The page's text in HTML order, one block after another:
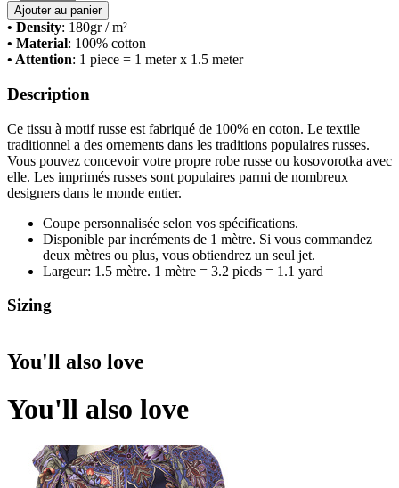
Ajouter au panier
• Density: 180gr / m²
• Material: 100% cotton
• Attention: 1 piece = 1 meter x 1.5 meter
Description
Ce tissu à motif russe est fabriqué de 100% en coton. Le textile
traditionnel a des ornements dans les traditions populaires russes.
Vous pouvez concevoir votre propre robe russe ou kosovorotka avec
elle. Les imprimés russes sont populaires parmi de nombreux
designers dans le monde entier.
Coupe personnalisée selon vos spécifications.
Disponible par incréments de 1 mètre. Si vous commandez
deux mètres ou plus, vous obtiendrez un seul jet.
Largeur: 1.5 mètre. 1 mètre = 3.2 pieds = 1.1 yard
Sizing
You'll also love
You'll also love